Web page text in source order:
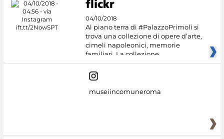
04/10/2018
Al piano terra di #PalazzoPrimoli si
trova una collezione di opere d’arte,
cimeli napoleonici, memorie
familiari. La collezione
museiincomuneroma